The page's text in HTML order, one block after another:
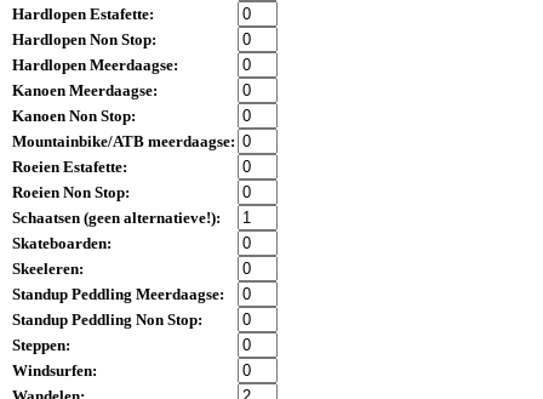
Hardlopen Estafette:
Hardlopen Non Stop:
Hardlopen Meerdaagse:
Kanoen Meerdaagse:
Kanoen Non Stop:
Mountainbike/ATB meerdaagse:
Roeien Estafette:
Roeien Non Stop:
Schaatsen (geen alternatieve!):
Skateboarden:
Skeeleren:
Standup Peddling Meerdaagse:
Standup Peddling Non Stop:
Steppen:
Windsurfen: